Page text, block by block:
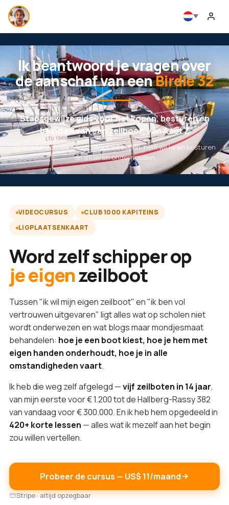
Ik beantwoord je vragen over
de aanschaf van eenBirdie 32
Stapsgewijze gids voor het kopen, besturen en
bezitten van een zeilboot, van A tot Z
Voor iedereen die een zeilboot wil kopen, hem wil leren besturen
en wil leren onderhouden
VIDEOCURSUS
CLUB 1000 KAPITEINS
LIGPLAATSENKAART
Word zelf schipper op
je eigenzeilboot
Tussen "ik wil mijn eigen zeilboot" en "ik ben vol
vertrouwen uitgevaren" ligt alles wat op scholen niet
wordt onderwezen en wat blogs maar mondjesmaat
behandelen: hoe je een boot kiest, hoe je hem met
eigen handen onderhoudt, hoe je in alle
omstandigheden vaart.
Ik heb die weg zelf afgelegd —vijf zeilboten in 14 jaar,
van mijn eerste voor € 1.200 tot de Hallberg-Rassy 382
van vandaag voor € 300.000. En ik heb hem opgedeeld in
420+ korte lessen — alles wat ik mezelf aan het begin
zou willen vertellen.
Probeer de cursus — US$ 11/maand
Stripe · altijd opzegbaar